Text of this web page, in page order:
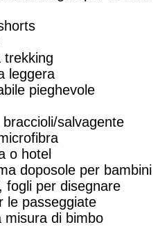
trekking
leggera
pieghevole
salvagente
o hotel
doposole per bambini
fogli per disegnare
le passeggiate
misura di bimbo